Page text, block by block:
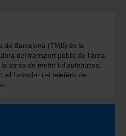
de Barcelona (TMB) és la
del transport públic de l'àrea
xarxa de metro i d'autobusos,
el funicular i el telefèric de